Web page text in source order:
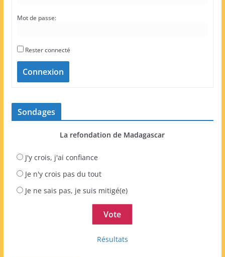
Mot de passe:
Rester connecté
Connexion
Sondages
La refondation de Madagascar
J'y crois, j'ai confiance
Je n'y crois pas du tout
Je ne sais pas, je suis mitigé(e)
Résultats